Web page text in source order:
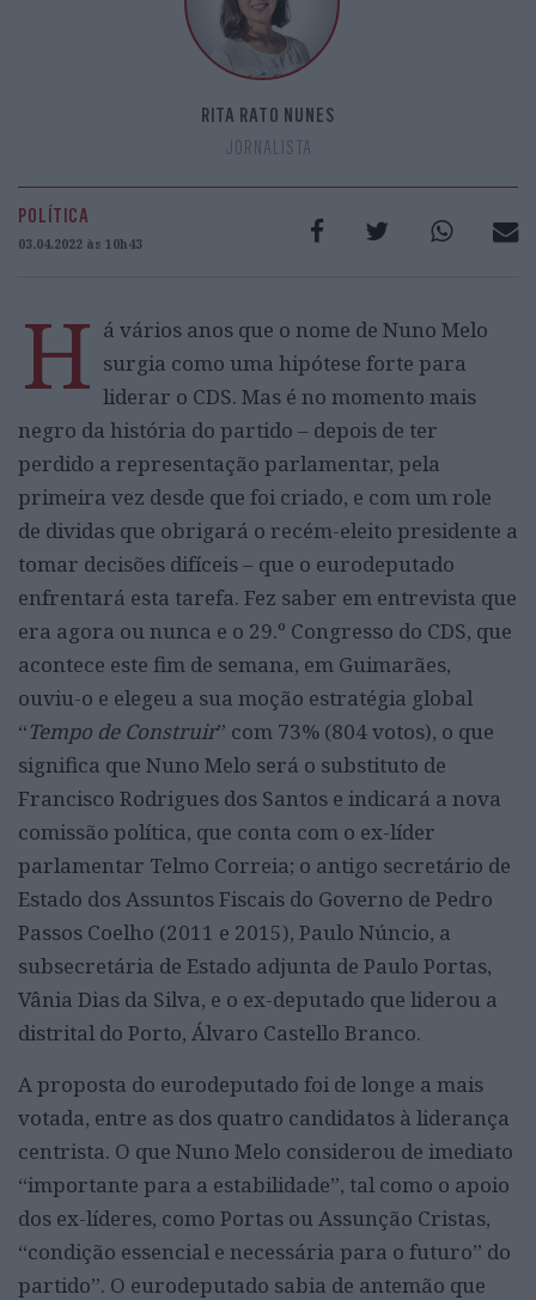
RITA RATO NUNES
JORNALISTA
POLÍTICA
03.04.2022 às 10h43
H á vários anos que o nome de Nuno Melo
surgia como uma hipótese forte para
liderar o CDS. Mas é no momento mais
negro da história do partido – depois de ter
perdido a representação parlamentar, pela
primeira vez desde que foi criado, e com um role
de dividas que obrigará o recém-eleito presidente a
tomar decisões difíceis – que o eurodeputado
enfrentará esta tarefa. Fez saber em entrevista que
era agora ou nunca e o 29.º Congresso do CDS, que
acontece este fim de semana, em Guimarães,
ouviu-o e elegeu a sua moção estratégia global
“Tempo de Construir” com 73% (804 votos), o que
significa que Nuno Melo será o substituto de
Francisco Rodrigues dos Santos e indicará a nova
comissão política, que conta com o ex-líder
parlamentar Telmo Correia; o antigo secretário de
Estado dos Assuntos Fiscais do Governo de Pedro
Passos Coelho (2011 e 2015), Paulo Núncio, a
subsecretária de Estado adjunta de Paulo Portas,
Vânia Dias da Silva, e o ex-deputado que liderou a
distrital do Porto, Álvaro Castello Branco.
A proposta do eurodeputado foi de longe a mais
votada, entre as dos quatro candidatos à liderança
centrista. O que Nuno Melo considerou de imediato
“importante para a estabilidade”, tal como o apoio
dos ex-líderes, como Portas ou Assunção Cristas,
“condição essencial e necessária para o futuro” do
partido”. O eurodeputado sabia de antemão que